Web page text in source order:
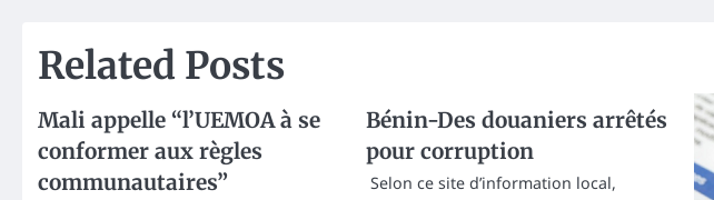
Related Posts
Mali appelle “l’UEMOA à se
conformer aux règles
communautaires”
Bénin-Des douaniers arrêtés
pour corruption
Selon ce site d’information local,